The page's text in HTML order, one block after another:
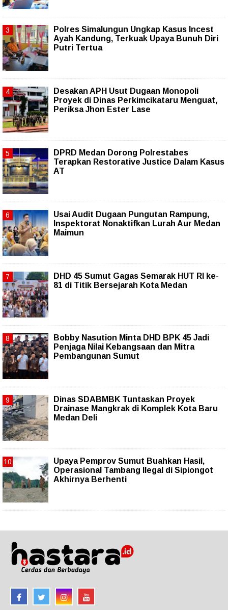
Polres Simalungun Ungkap Kasus Incest
Ayah Kandung, Terkuak Upaya Bunuh Diri
Putri Tertua
Desakan APH Usut Dugaan Monopoli
Proyek di Dinas Perkimcikataru Menguat,
Periksa Jhon Ester Lase
DPRD Medan Dorong Polrestabes
Terapkan Restorative Justice Dalam Kasus
AT
Usai Audit Dugaan Pungutan Rampung,
Inspektorat Nonaktifkan Lurah Aur Medan
Maimun
DHD 45 Sumut Gagas Semarak HUT RI ke-
81 di Titik Bersejarah Kota Medan
Bobby Nasution Minta DHD BPK 45 Jadi
Penjaga Nilai Kebangsaan dan Mitra
Pembangunan Sumut
Dinas SDABMBK Tuntaskan Proyek
Drainase Mangkrak di Komplek Kota Baru
Medan Deli
Upaya Pemprov Sumut Buahkan Hasil,
Operasional Tambang Ilegal di Sipiongot
Akhirnya Berhenti